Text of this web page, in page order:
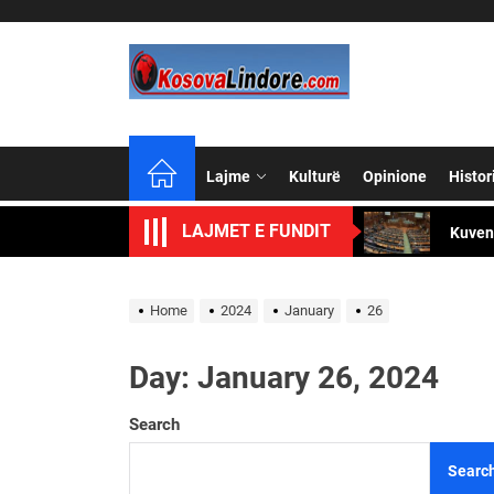
Lajme Kulturë Opinione Histori
LAJMET E FUNDIT
Home 2024 January 26
Day: January 26, 2024
Search